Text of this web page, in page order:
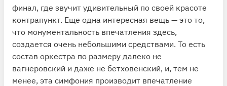
финал, где звучит удивительный по своей красоте
контрапункт. Еще одна интересная вещь — это то,
что монументальность впечатления здесь,
создается очень небольшими средствами. То есть
состав оркестра по размеру далеко не
вагнеровский и даже не бетховенский, и, тем не
менее, эта симфония производит впечатление